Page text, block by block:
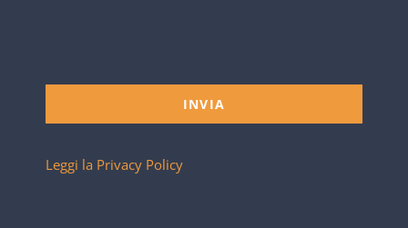
INVIA
Leggi la Privacy Policy